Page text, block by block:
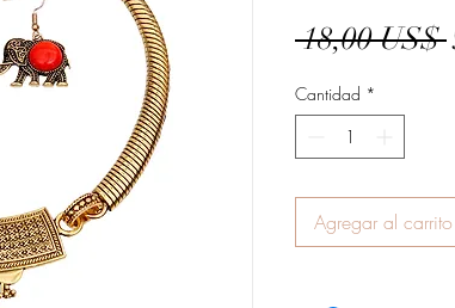
18,00 US$
Cantidad *
Agregar al carrito